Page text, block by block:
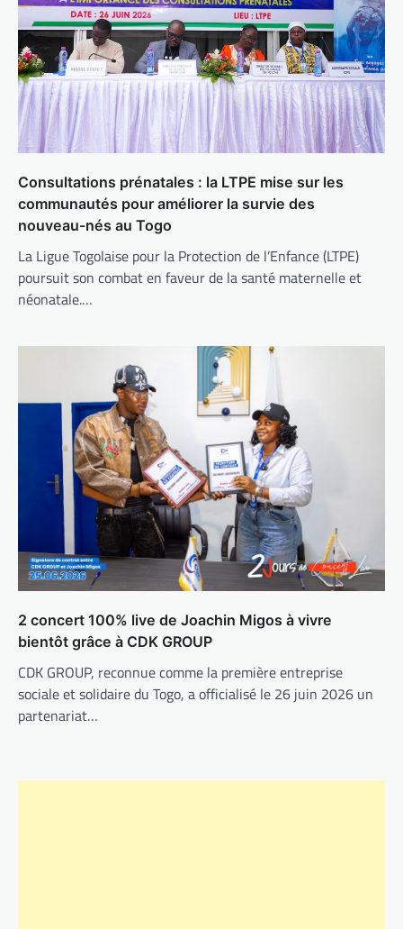
Consultations prénatales : la LTPE mise sur les
communautés pour améliorer la survie des
nouveau-nés au Togo
La Ligue Togolaise pour la Protection de l’Enfance (LTPE)
poursuit son combat en faveur de la santé maternelle et
néonatale.…
2 concert 100% live de Joachin Migos à vivre
bientôt grâce à CDK GROUP
CDK GROUP, reconnue comme la première entreprise
sociale et solidaire du Togo, a officialisé le 26 juin 2026 un
partenariat…